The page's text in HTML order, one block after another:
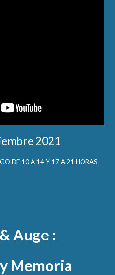
2021
DE 10 A 14 Y 17 A 21 HORAS
Auge :
Memoria